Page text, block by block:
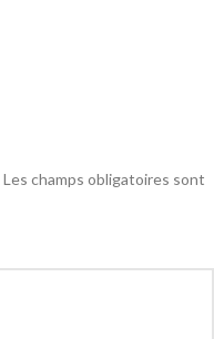
Les champs obligatoires sont